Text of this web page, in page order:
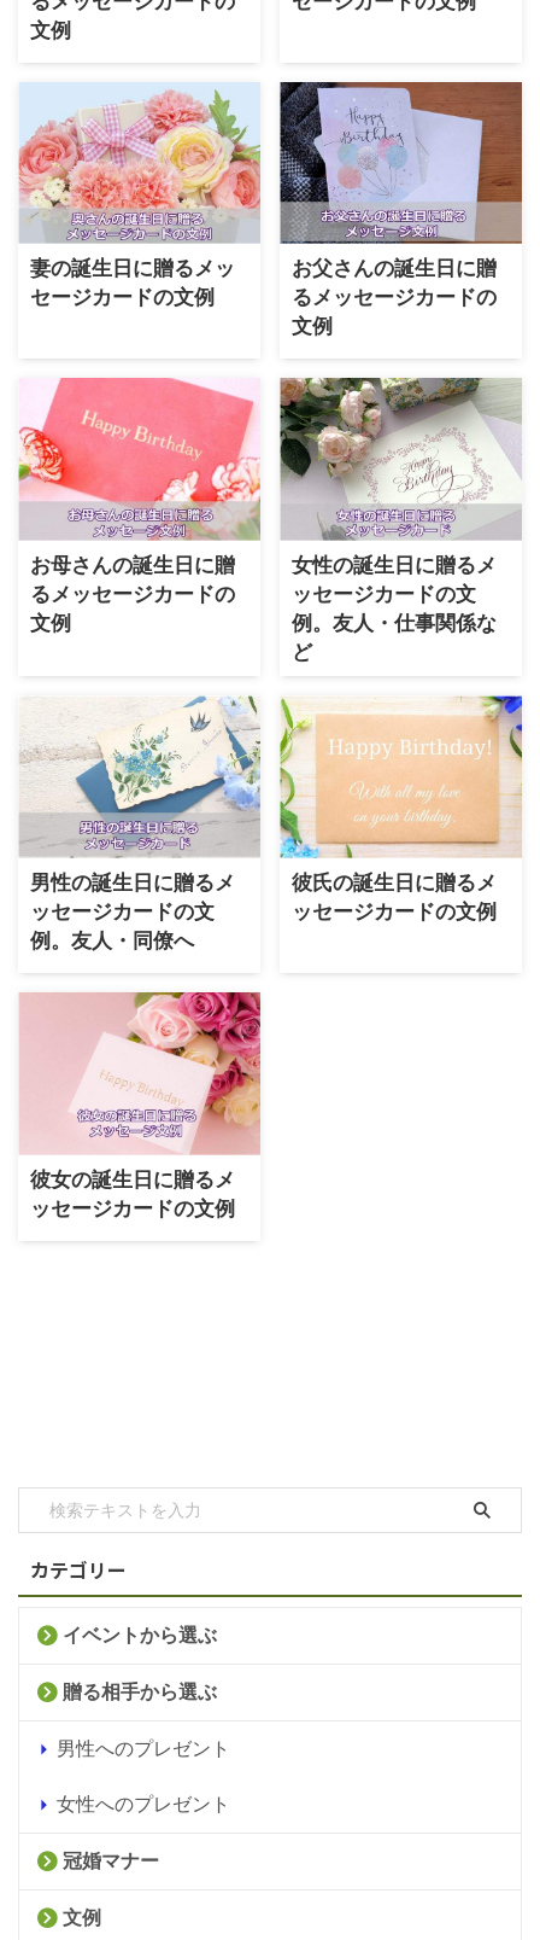
文例
妻の誕生日に贈るメッ
セージカードの文例
お父さんの誕生日に贈
るメッセージカードの
文例
お母さんの誕生日に贈
るメッセージカードの
文例
女性の誕生日に贈るメ
ッセージカードの文
例。友人・仕事関係な
ど
男性の誕生日に贈るメ
ッセージカードの文
例。友人・同僚へ
彼氏の誕生日に贈るメ
ッセージカードの文例
彼女の誕生日に贈るメ
ッセージカードの文例
カテゴリー
イベントから選ぶ
贈る相手から選ぶ
男性へのプレゼント
女性へのプレゼント
冠婚マナー
文例